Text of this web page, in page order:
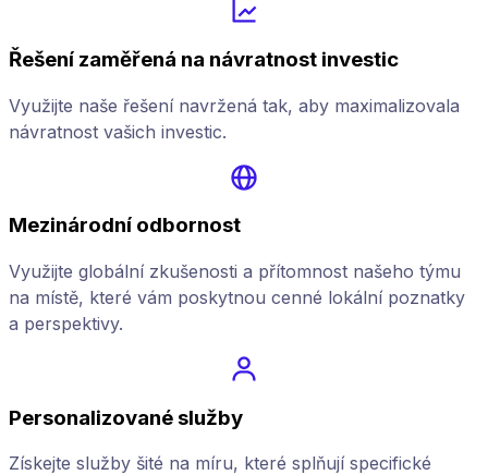
Řešení zaměřená na návratnost investic
Využijte naše řešení navržená tak, aby maximalizovala
návratnost vašich investic.
Mezinárodní odbornost
Využijte globální zkušenosti a přítomnost našeho týmu
na místě, které vám poskytnou cenné lokální poznatky
a perspektivy.
Personalizované služby
Získejte služby šité na míru, které splňují specifické